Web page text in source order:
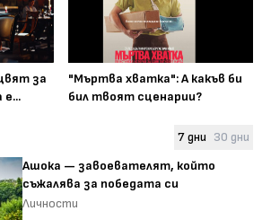
за
е...
"Мъртва хватка": А какъв би
бил твоят сценарии?
7 дни 30 дни
Ашока — завоевателят, който
съжалява за победата си
Личности